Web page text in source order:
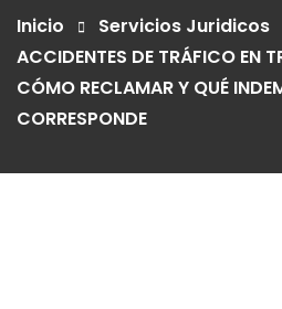
Inicio Servicios Juridicos
ACCIDENTES DE TRÁFICO EN
CÓMO RECLAMAR Y QUÉ
CORRESPONDE